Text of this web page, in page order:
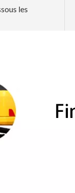
les